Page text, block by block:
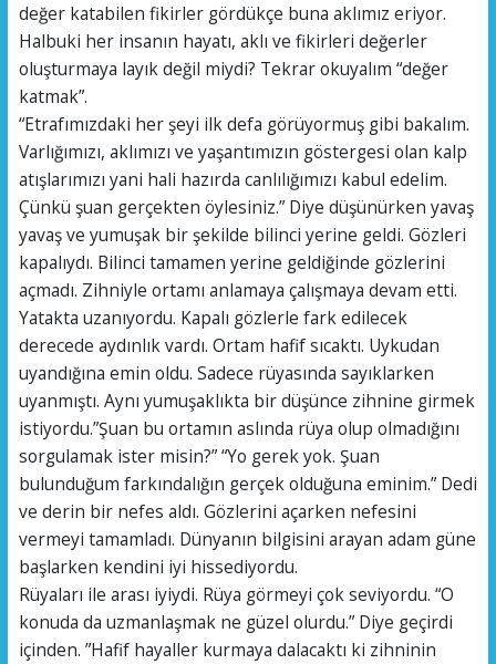
değer katabilen fikirler gördükçe buna aklımız eriyor.
Halbuki her insanın hayatı, aklı ve fikirleri değerler
oluşturmaya layık değil miydi? Tekrar okuyalım “değer
katmak”.
“Etrafımızdaki her şeyi ilk defa görüyormuş gibi bakalım.
Varlığımızı, aklımızı ve yaşantımızın göstergesi olan kalp
atışlarımızı yani hali hazırda canlılığımızı kabul edelim.
Çünkü şuan gerçekten öylesiniz.” Diye düşünürken yavaş
yavaş ve yumuşak bir şekilde bilinci yerine geldi. Gözleri
kapalıydı. Bilinci tamamen yerine geldiğinde gözlerini
açmadı. Zihniyle ortamı anlamaya çalışmaya devam etti.
Yatakta uzanıyordu. Kapalı gözlerle fark edilecek
derecede aydınlık vardı. Ortam hafif sıcaktı. Uykudan
uyandığına emin oldu. Sadece rüyasında sayıklarken
uyanmıştı. Aynı yumuşaklıkta bir düşünce zihnine girmek
istiyordu.”Şuan bu ortamın aslında rüya olup olmadığını
sorgulamak ister misin?” “Yo gerek yok. Şuan
bulunduğum farkındalığın gerçek olduğuna eminim.” Dedi
ve derin bir nefes aldı. Gözlerini açarken nefesini
vermeyi tamamladı. Dünyanın bilgisini arayan adam güne
başlarken kendini iyi hissediyordu.
Rüyaları ile arası iyiydi. Rüya görmeyi çok seviyordu. “O
konuda da uzmanlaşmak ne güzel olurdu.” Diye geçirdi
içinden. ”Hafif hayaller kurmaya dalacaktı ki zihninin